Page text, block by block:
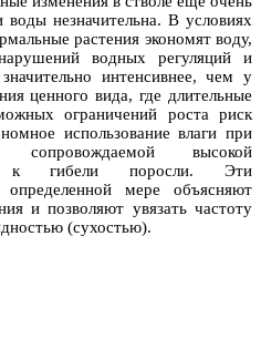
незначительна. В условиях
растения экономят воду,
водных регуляций и
интенсивнее, чем у
ценного вида, где длительные
ограничений роста риск
использование влаги при
сопровождаемой высокой
к гибели поросли. Эти
мере объясняют
и позволяют увязать частоту
(сухостью).